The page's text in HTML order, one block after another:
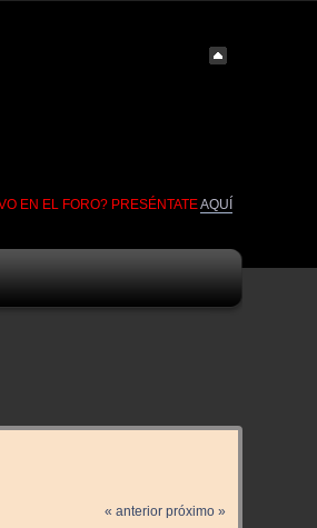
EN EL FORO? PRESÉNTATEAQUÍ
« anterior próximo »